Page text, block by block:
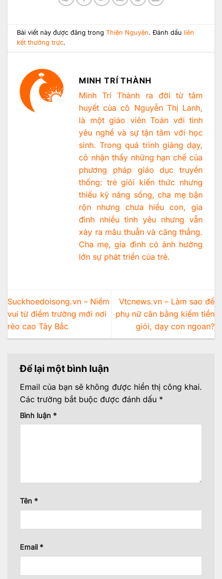
Bài viết này được đăng trongThiện Nguyện. Đánh dấu liên
kết thường trực.
MINH TRÍ THÀNH
Minh Trí Thành ra đời từ tâm
huyết của cô Nguyễn Thị Lanh,
là một giáo viên Toán với tình
yêu nghề và sự tận tâm với học
sinh. Trong quá trình giảng dạy,
cô nhận thấy những hạn chế của
phương pháp giáo dục truyền
thống: trẻ giỏi kiến thức nhưng
thiếu kỹ năng sống, cha mẹ bận
rộn nhưng chưa hiểu con, gia
đình nhiều tình yêu nhưng vẫn
xảy ra mâu thuẫn và căng thẳng.
Cha mẹ, gia đình có ảnh hưởng
lớn sự phát triển của trẻ.
Suckhoedoisong.vn – Niềm
vui từ điểm trường mới nơi
rẻo cao Tây Bắc
Vtcnews.vn – Làm sao để
phụ nữ cân bằng kiếm tiền
giỏi, dạy con ngoan?
Để lại một bình luận
Email của bạn sẽ không được hiển thị công khai.
Các trường bắt buộc được đánh dấu *
Bình luận *
Tên *
Email *